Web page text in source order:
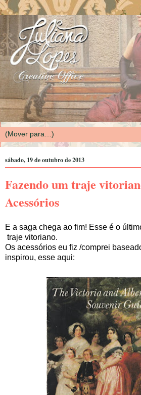
sábado, 19 de outubro de 2013
Fazendo um traje
Acessórios
E a saga chega ao fim! Esse é o
traje vitoriano.
Os acessórios eu fiz /comprei
inspirou, esse aqui: